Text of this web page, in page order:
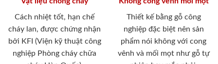
Cách nhiệt tốt, hạn chế
cháy lan, được chứng nhận
bởi KFI (Viện kỹ thuật công
nghiệp Phòng cháy chữa
Thiết kế bằng gỗ công
nghiệp đặc biệt nên sản
phẩm nói không với cong
vênh và mối mọt như gỗ tự